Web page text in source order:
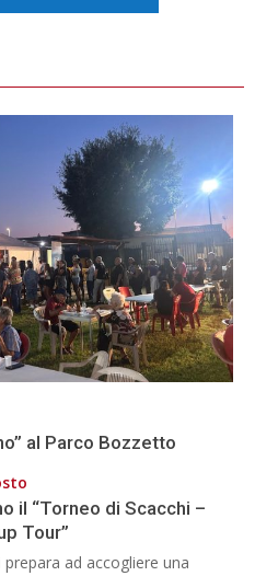
al Parco Bozzetto
il “Torneo di Scacchi –
Tour”
prepara ad accogliere una